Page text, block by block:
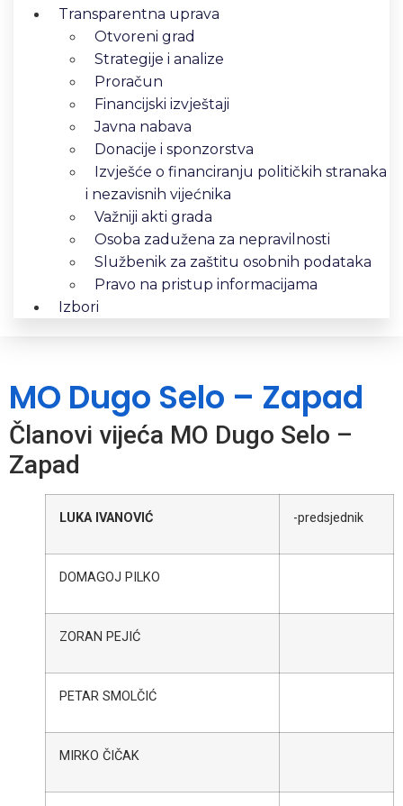
Transparentna uprava
Otvoreni grad
Strategije i analize
Proračun
Financijski izvještaji
Javna nabava
Donacije i sponzorstva
Izvješće o financiranju političkih stranaka
i nezavisnih vijećnika
Važniji akti grada
Osoba zadužena za nepravilnosti
Službenik za zaštitu osobnih podataka
Pravo na pristup informacijama
Izbori
MO Dugo Selo – Zapad
Članovi vijeća MO Dugo Selo –
Zapad
LUKA IVANOVIĆ -predsjednik
DOMAGOJ PILKO
ZORAN PEJIĆ
PETAR SMOLČIĆ
MIRKO ČIČAK